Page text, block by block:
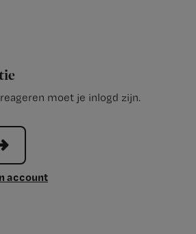
moet je inlogd zijn.
account